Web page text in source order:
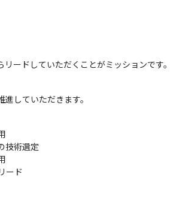
ードしていただくことがミッションです。
していただきます。
技術選定
ード